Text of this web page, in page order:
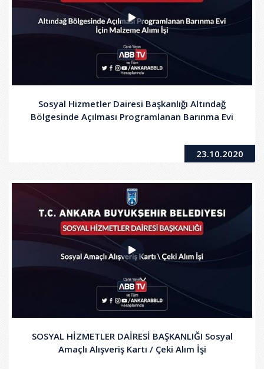
Sosyal Hizmetler Dairesi Başkanlığı Altındağ
Bölgesinde Açılması Programlanan Barınma Evi
23.10.2020
SOSYAL HİZMETLER DAİRESİ BAŞKANLIĞI Sosyal
Amaçlı Alışveriş Kartı / Çeki Alım İşi